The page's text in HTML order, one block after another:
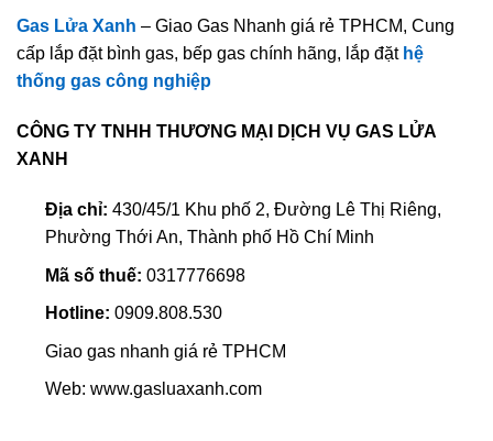
Gas Lửa Xanh – Giao Gas Nhanh giá rẻ TPHCM, Cung
cấp lắp đặt bình gas, bếp gas chính hãng, lắp đặt hệ
thống gas công nghiệp
CÔNG TY TNHH THƯƠNG MẠI DỊCH VỤ GAS LỬA
XANH
Địa chỉ: 430/45/1 Khu phố 2, Đường Lê Thị Riêng,
Phường Thới An, Thành phố Hồ Chí Minh
Mã số thuế: 0317776698
Hotline: 0909.808.530
Giao gas nhanh giá rẻ TPHCM
Web: www.gasluaxanh.com